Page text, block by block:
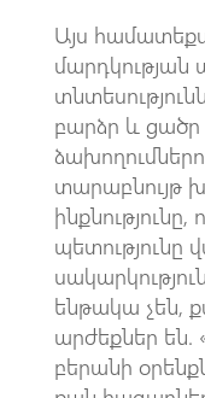
Այս
մարդկության
բարձր և ցածր
տարաբնույթ
ինքնությունը,
պետությունը
ենթակա չեն,
արժեքներ են.
բերանի